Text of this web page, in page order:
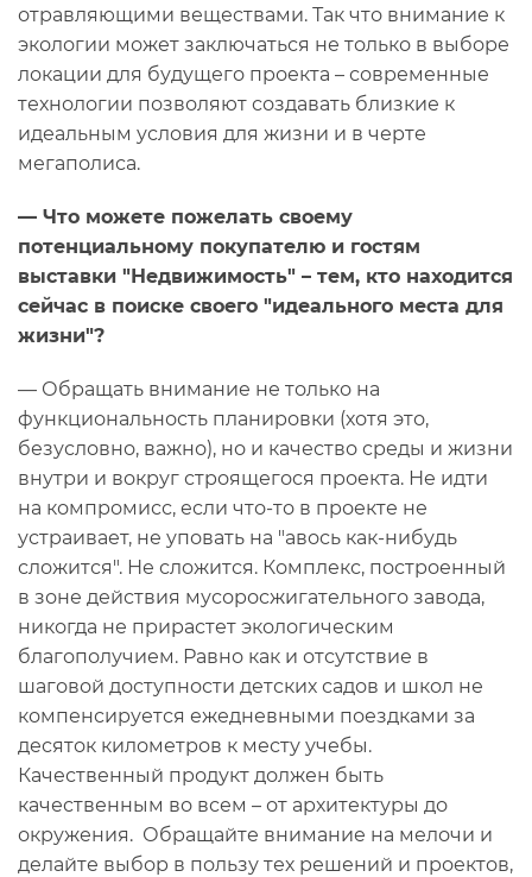
отравляющими веществами. Так что внимание к
экологии может заключаться не только в выборе
локации для будущего проекта – современные
технологии позволяют создавать близкие к
идеальным условия для жизни и в черте
мегаполиса.
— Что можете пожелать своему
потенциальному покупателю и гостям
выставки "Недвижимость" – тем, кто находится
сейчас в поиске своего "идеального места для
жизни"?
— Обращать внимание не только на
функциональность планировки (хотя это,
безусловно, важно), но и качество среды и жизни
внутри и вокруг строящегося проекта. Не идти
на компромисс, если что-то в проекте не
устраивает, не уповать на "авось как-нибудь
сложится". Не сложится. Комплекс, построенный
в зоне действия мусоросжигательного завода,
никогда не прирастет экологическим
благополучием. Равно как и отсутствие в
шаговой доступности детских садов и школ не
компенсируется ежедневными поездками за
десяток километров к месту учебы.
Качественный продукт должен быть
качественным во всем – от архитектуры до
окружения. Обращайте внимание на мелочи и
делайте выбор в пользу тех решений и проектов,